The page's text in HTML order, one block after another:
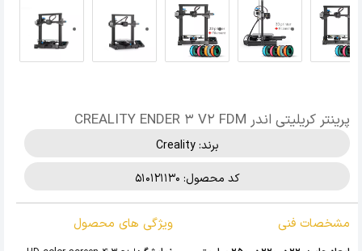
پرینتر کریلیتی اندر CREALITY ENDER 3 V2 FDM
برند:Creality
کد محصول: 510121130
مشخصات فنی ویژگی های محصول